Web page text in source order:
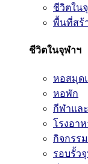
ชีวิตใน
พื้นที่สร้
ชีวิตในจุฬาฯ
หอสมุด
หอพัก
กีฬาแล
โรงอา
กิจกรร
รอบรั้ว